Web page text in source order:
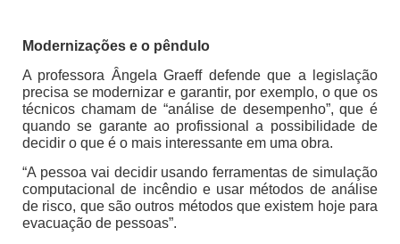
Modernizações e o pêndulo
A professora Ângela Graeff defende que a legislação
precisa se modernizar e garantir, por exemplo, o que os
técnicos chamam de “análise de desempenho”, que é
quando se garante ao profissional a possibilidade de
decidir o que é o mais interessante em uma obra.
“A pessoa vai decidir usando ferramentas de simulação
computacional de incêndio e usar métodos de análise
de risco, que são outros métodos que existem hoje para
evacuação de pessoas”.